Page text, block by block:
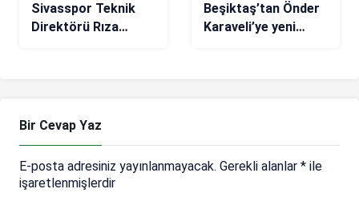
Sivasspor Teknik
Direktörü Rıza
Beşiktaş’tan Önder
Karaveli’ye yeni
Bir Cevap Yaz
E-posta adresiniz yayınlanmayacak. Gerekli alanlar * ile
işaretlenmişlerdir